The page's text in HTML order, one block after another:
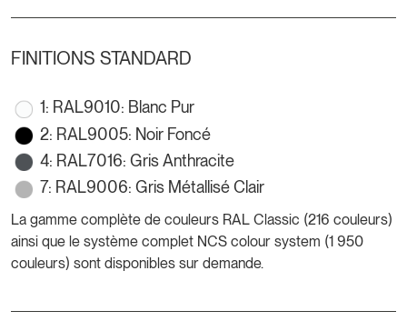
FINITIONS STANDARD
1: RAL9010: Blanc Pur
2: RAL9005: Noir Foncé
4: RAL7016: Gris Anthracite
7: RAL9006: Gris Métallisé Clair
La gamme complète de couleurs RAL Classic (216 couleurs)
ainsi que le système complet NCS colour system (1 950
couleurs) sont disponibles sur demande.